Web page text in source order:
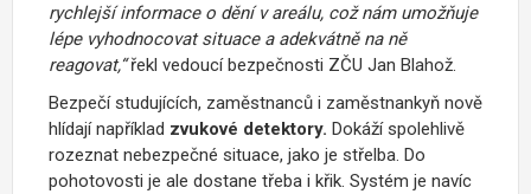
rychlejší informace o dění v areálu, což nám umožňuje
lépe vyhodnocovat situace a adekvátně na ně
reagovat,“řekl vedoucí bezpečnosti ZČU Jan Blahož.
Bezpečí studujících, zaměstnanců i zaměstnankyň nově
hlídají například zvukové detektory. Dokáží spolehlivě
rozeznat nebezpečné situace, jako je střelba. Do
pohotovosti je ale dostane třeba i křik. Systém je navíc